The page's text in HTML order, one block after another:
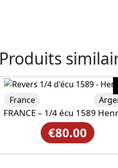
Produits
FRANCE – 1/4 écu 1589
€80.00
France